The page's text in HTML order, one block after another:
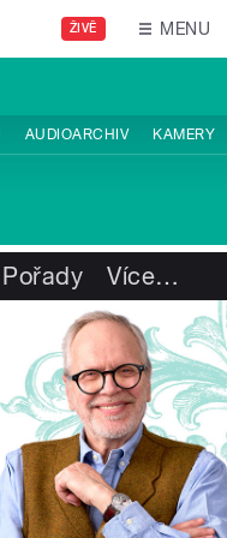
ŽIVĚ MENU
AUDIOARCHIV KAMERY
Pořady Více…